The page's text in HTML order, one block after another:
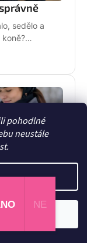
pohodlné
neustále
sedělo a
v zimě
aby ti bylo
volně,
NE